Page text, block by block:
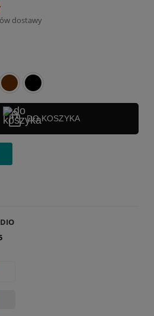
dostawy
DO KOSZYKA